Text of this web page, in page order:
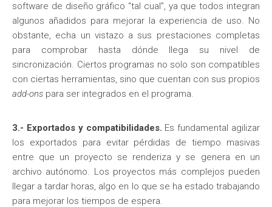
software de diseño gráfico “tal cual”, ya que todos integran
algunos añadidos para mejorar la experiencia de uso. No
obstante, echa un vistazo a sus prestaciones completas
para comprobar hasta dónde llega su nivel de
sincronización. Ciertos programas no solo son compatibles
con ciertas herramientas, sino que cuentan con sus propios
add-ons para ser integrados en el programa.
3.- Exportados y compatibilidades. Es fundamental agilizar
los exportados para evitar pérdidas de tiempo masivas
entre que un proyecto se renderiza y se genera en un
archivo autónomo. Los proyectos más complejos pueden
llegar a tardar horas, algo en lo que se ha estado trabajando
para mejorar los tiempos de espera.